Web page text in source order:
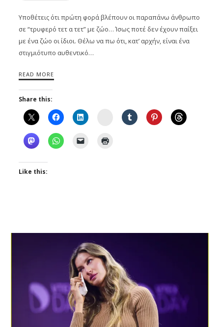
Υποθέτεις ότι πρώτη φορά βλέπουν οι παραπάνω άνθρωπο
σε “τρυφερό τετ α τετ” με ζώο… Ίσως ποτέ δεν έχουν παίξει
με ένα ζώο οι ίδιοι. Θέλω να πω ότι, κατ’ αρχήν, είναι ένα
στιγμιότυπο αυθεντικό…
READ MORE
Share this:
Instagram
Like this: